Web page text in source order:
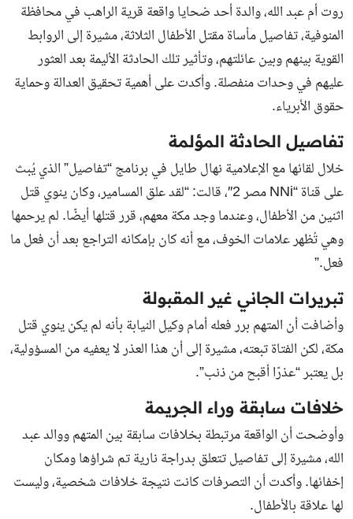
روت أم عبد الله، والدة أحد ضحايا واقعة قرية الراهب في محافظة
المنوفية، تفاصيل مأساة مقتل الأطفال الثلاثة، مشيرة إلى الروابط
القوية بينهم وبين عائلتهم، وتأثير تلك الحادثة الأليمة بعد العثور
عليهم في وحدات منفصلة. وأكدت على أهمية تحقيق العدالة وحماية
حقوق الأبرياء.
تفاصيل الحادثة المؤلمة
خلال لقائها مع الإعلامية نهال طايل في برنامج “تفاصيل” الذي يُبث
على قناة “NNi مصر 2″، قالت: “لقد علق المسامير، وكان ينوي قتل
اثنين من الأطفال، وعندما وجد مكة معهم، قرر قتلها أيضًا. لم يرحمها
وهي تُظهر علامات الخوف، مع أنه كان بإمكانه التراجع بعد أن فعل ما
فعل.”
تبريرات الجاني غير المقبولة
وأضافت أن المتهم برر فعله أمام وكيل النيابة بأنه لم يكن ينوي قتل
مكة، لكن الفتاة تبعته، مشيرة إلى أن هذا العذر لا يعفيه من المسؤولية،
بل يعتبر “عذرًا أقبح من ذنب”.
خلافات سابقة وراء الجريمة
وأوضحت أن الواقعة مرتبطة بخلافات سابقة بين المتهم ووالد عبد
الله، مشيرة إلى تفاصيل تتعلق بدراجة نارية تم شراؤها ومكان
إخفائها. وأكدت أن التصرفات كانت نتيجة خلافات شخصية، وليست
لها علاقة بالأطفال.